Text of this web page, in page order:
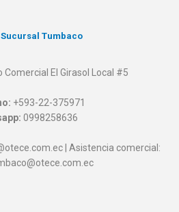
Sucursal Tumbaco
Comercial El Girasol Local #5
+593-22-375971
0998258636
| Asistencia comercial: